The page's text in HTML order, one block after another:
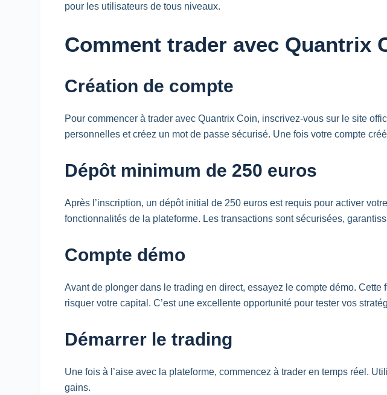
pour les utilisateurs de tous niveaux.
Comment trader avec Quantrix
Création de compte
Pour commencer à trader avec Quantrix Coin, inscrivez-vous sur le site
personnelles et créez un mot de passe sécurisé. Une fois votre compte
Dépôt minimum de 250 euros
Après l’inscription, un dépôt initial de 250 euros est requis pour activer
fonctionnalités de la plateforme. Les transactions sont sécurisées,
Compte démo
Avant de plonger dans le trading en direct, essayez le compte démo.
risquer votre capital. C’est une excellente opportunité pour tester vos
Démarrer le trading
Une fois à l’aise avec la plateforme, commencez à trader en temps réel.
gains.